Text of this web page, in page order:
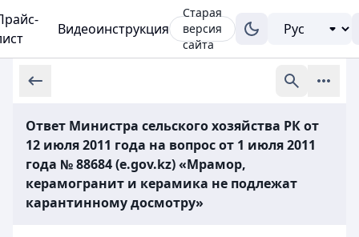
Видеоинструкция
Старая
версия
сайта
Ответ Министра сельского хозяйства РК от
12 июля 2011 года на вопрос от 1 июля 2011
года № 88684 (e.gov.kz) «Мрамор,
керамогранит и керамика не подлежат
карантинному досмотру»